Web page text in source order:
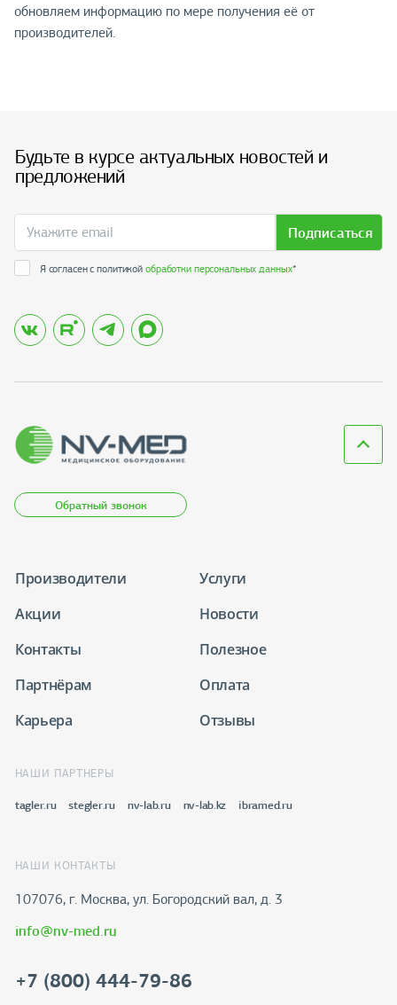
обновляем информацию по мере получения её от
производителей.
Будьте в курсе актуальных новостей и
предложений
Подписаться
Я согласен с политикойобработки персональных данных*
Обратный звонок
Производители
Услуги
Акции
Новости
Контакты
Полезное
Партнёрам
Оплата
Карьера
Отзывы
НАШИ ПАРТНЕРЫ
tagler.ru stegler.ru nv-lab.ru nv-lab.kz ibramed.ru
НАШИ КОНТАКТЫ
107076, г. Москва, ул. Богородский вал, д. 3
info@nv-med.ru
+7 (800) 444-79-86